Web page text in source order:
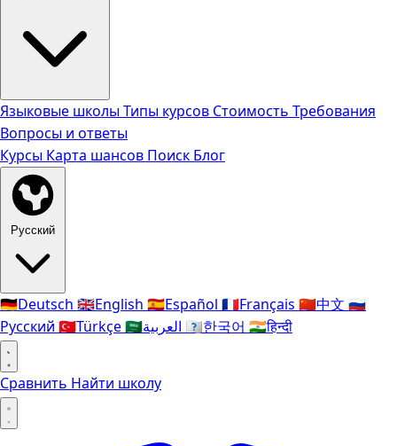
Языковые школыТипы курсов Стоимость Требования
Вопросы и ответы
Курсы Карта шансов Поиск Блог
Русский
🇩🇪Deutsch 🇬🇧English 🇪🇸Español 🇫🇷Français 🇨🇳中文 🇷🇺
Русский 🇹🇷Türkçe🇸🇦 🇰🇷한국어 🇮🇳हिन्दी
Сравнить Найти школу